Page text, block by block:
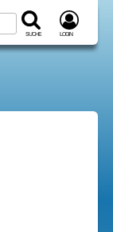
Suche Login